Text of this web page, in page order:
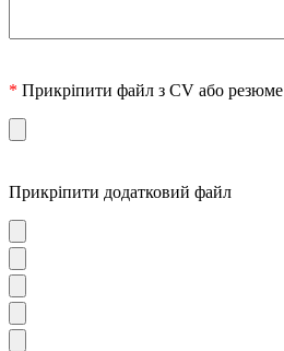
* Прикріпити файл з CV або резюме
Прикріпити додатковий файл